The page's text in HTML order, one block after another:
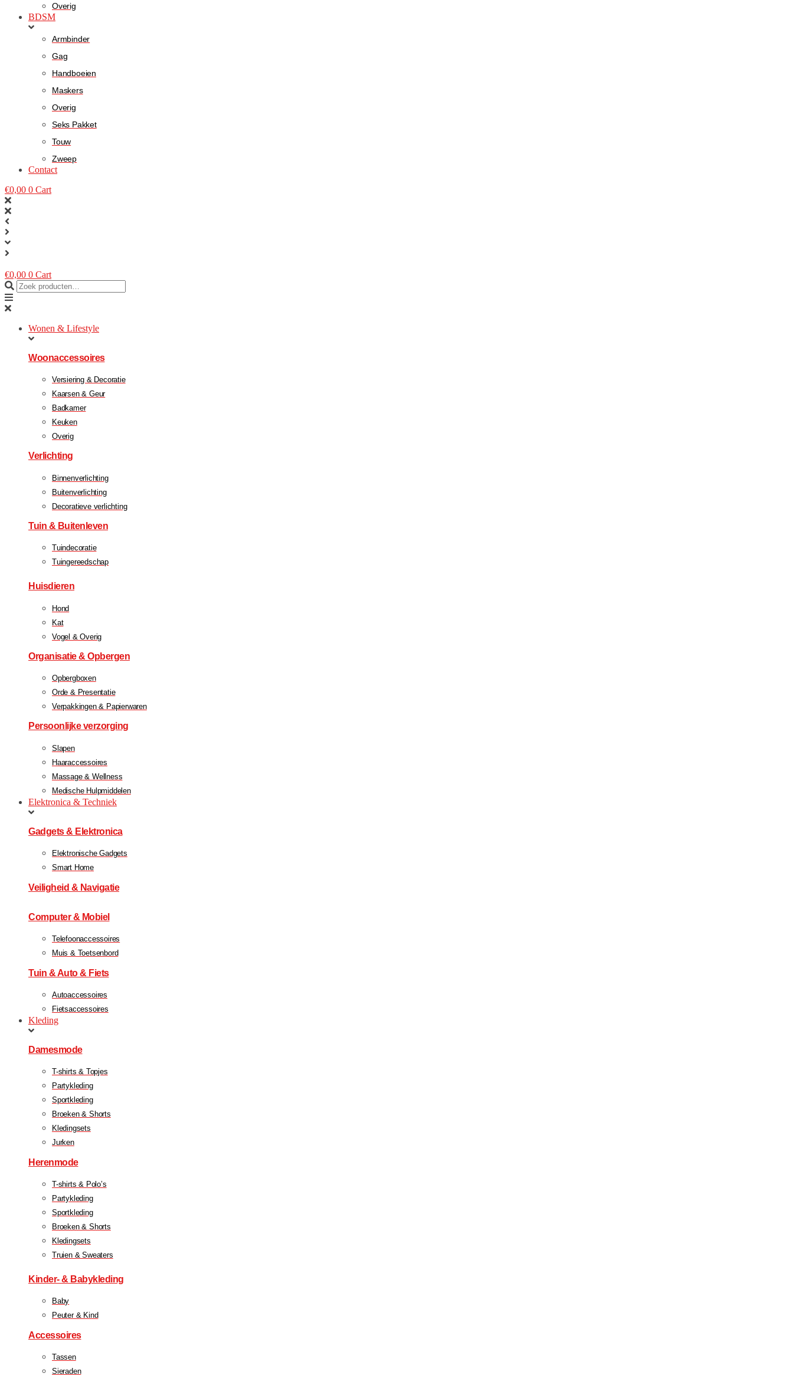
Overig
BDSM
Armbinder
Gag
Handboeien
Maskers
Overig
Seks Pakket
Touw
Zweep
Contact
€0,00 0 Cart
€0,00 0 Cart
Wonen & Lifestyle
Woonaccessoires
Versiering & Decoratie
Kaarsen & Geur
Badkamer
Keuken
Overig
Verlichting
Binnenverlichting
Buitenverlichting
Decoratieve verlichting
Tuin & Buitenleven
Tuindecoratie
Tuingereedschap
Huisdieren
Hond
Kat
Vogel & Overig
Organisatie & Opbergen
Opbergboxen
Orde & Presentatie
Verpakkingen & Papierwaren
Persoonlijke verzorging
Slapen
Haaraccessoires
Massage & Wellness
Medische Hulpmiddelen
Elektronica & Techniek
Gadgets & Elektronica
Elektronische Gadgets
Smart Home
Veiligheid & Navigatie
Computer & Mobiel
Telefoonaccessoires
Muis & Toetsenbord
Tuin & Auto & Fiets
Autoaccessoires
Fietsaccessoires
Kleding
Damesmode
T-shirts & Topjes
Partykleding
Sportkleding
Broeken & Shorts
Kledingsets
Jurken
Herenmode
T-shirts & Polo’s
Partykleding
Sportkleding
Broeken & Shorts
Kledingsets
Truien & Sweaters
Kinder- & Babykleding
Baby
Peuter & Kind
Accessoires
Tassen
Sieraden